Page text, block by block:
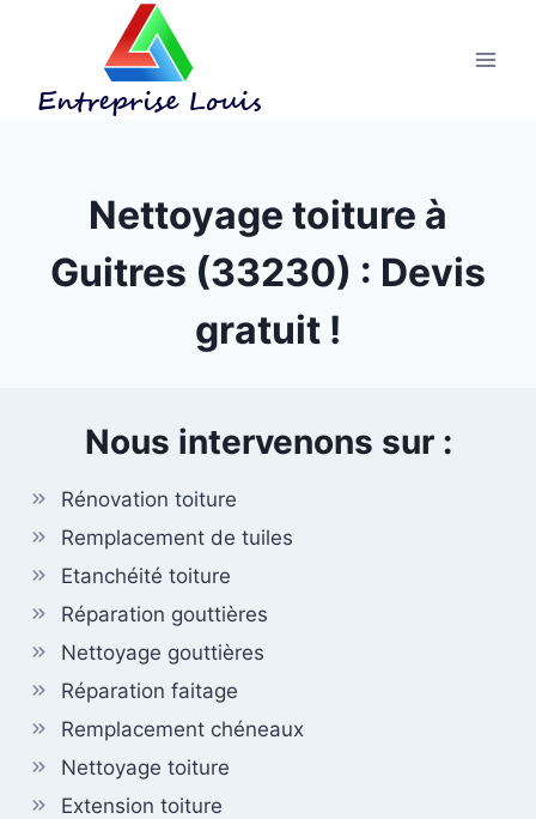
Nettoyage toiture à
Guitres (33230) : Devis
gratuit !
Nous intervenons sur :
Rénovation toiture
Remplacement de tuiles
Etanchéité toiture
Réparation gouttières
Nettoyage gouttières
Réparation faitage
Remplacement chéneaux
Nettoyage toiture
Extension toiture